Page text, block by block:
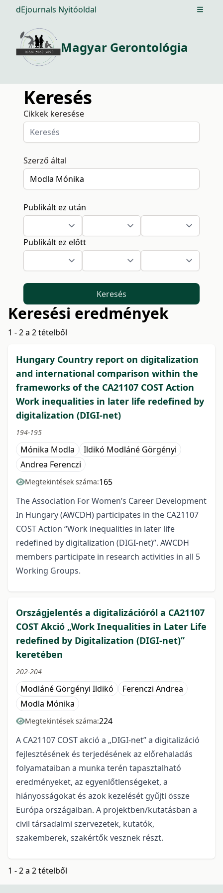
dEjournals Nyitóoldal Open
Magyar Gerontológia
Keresés
Cikkek keresése
Szerző által
Publikált ez után
Publikált ez előtt
Keresés
Keresési eredmények
1 - 2 a 2 tételből
Hungary Country report on digitalization
and international comparison within the
frameworks of the CA21107 COST Action
Work inequalities in later life redefined by
digitalization (DIGI-net)
194-195
Mónika Modla
Ildikó Modláné Görgényi
Andrea Ferenczi
Megtekintések száma:165
The Association For Women’s Career Development
In Hungary (AWCDH) participates in the CA21107
COST Action “Work inequalities in later life
redefined by digitalization (DIGI-net)”. AWCDH
members participate in research activities in all 5
Working Groups.
Országjelentés a digitalizációról a CA21107
COST Akció „Work Inequalities in Later Life
redefined by Digitalization (DIGI-net)”
keretében
202-204
Modláné Görgényi Ildikó
Ferenczi Andrea
Modla Mónika
Megtekintések száma:224
A CA21107 COST akció a „DIGI-net” a digitalizáció
fejlesztésének és terjedésének az előrehaladás
folyamataiban a munka terén tapasztalható
eredményeket, az egyenlőtlenségeket, a
hiányosságokat és azok kezelését gyűjti össze
Európa országaiban. A projektben/kutatásban a
civil társadalmi szervezetek, kutatók,
szakemberek, szakértők vesznek részt.
1 - 2 a 2 tételből